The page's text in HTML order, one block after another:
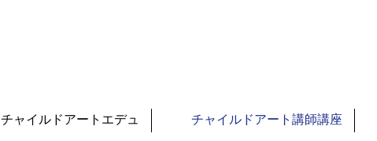
チャイルドアートエデュ チャイルドアート講師講座